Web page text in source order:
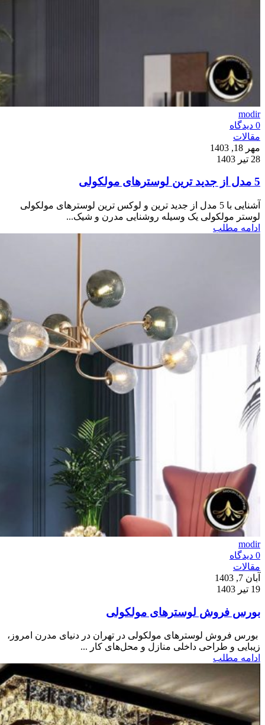
modir
0 دیدگاه
مقالات
مهر 18, 1403
28 تیر 1403
5 مدل از جدید ترین لوسترهای مولکولی
آشنایی با 5 مدل از جدید ترین و لوکس ترین لوسترهای مولکولی
لوستر مولکولی یک وسیله روشنایی مدرن و شیک...
ادامه مطلب
modir
0 دیدگاه
مقالات
آبان 7, 1403
19 تیر 1403
بورس فروش لوسترهای مولکولی
بورس فروش لوسترهای مولکولی در تهران در دنیای مدرن امروز،
زیبایی و طراحی داخلی منازل و محل‌های کار ...
ادامه مطلب